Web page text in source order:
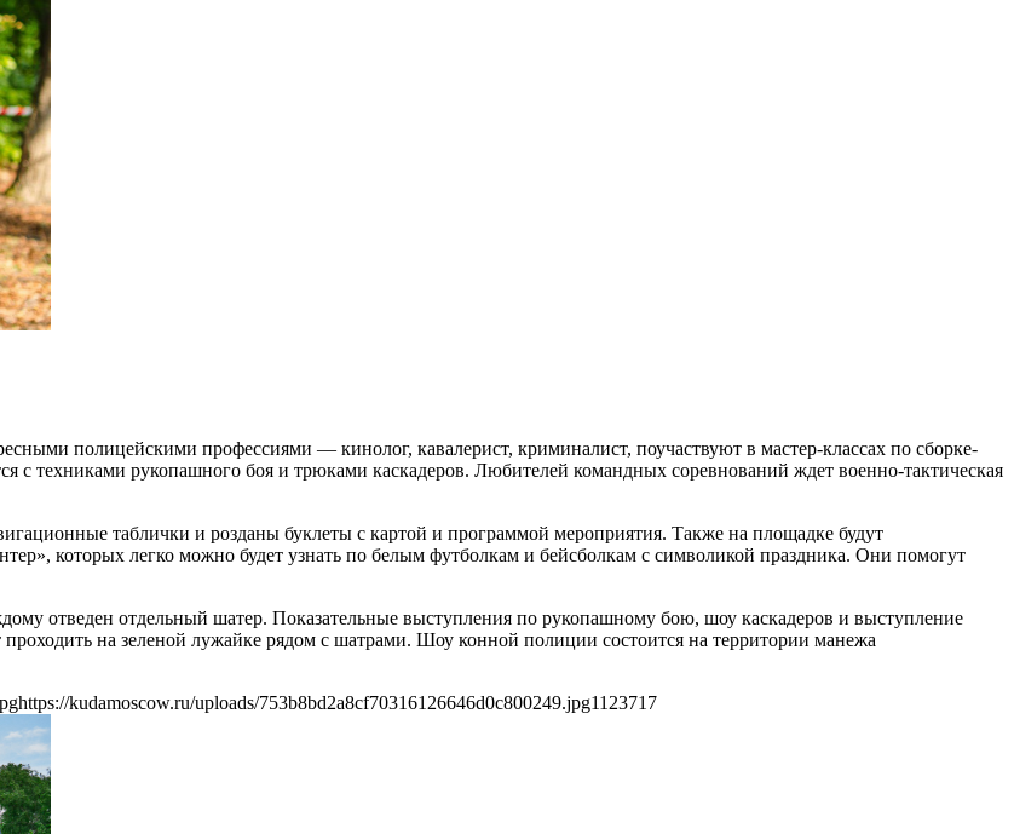
полицейскими профессиями — кинолог, кавалерист, криминалист, поучаствуют в мастер-классах по сборке-
с техниками рукопашного боя и трюками каскадеров. Любителей командных соревнований ждет военно-тактическая
таблички и розданы буклеты с картой и программой мероприятия. Также на площадке будут
которых легко можно будет узнать по белым футболкам и бейсболкам с символикой праздника. Они помогут
отведен отдельный шатер. Показательные выступления по рукопашному бою, шоу каскадеров и выступление
на зеленой лужайке рядом с шатрами. Шоу конной полиции состоится на территории манежа
https://kudamoscow.ru/uploads/753b8bd2a8cf70316126646d0c800249.jpg1123717